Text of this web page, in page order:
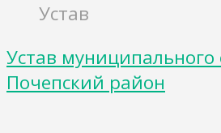
Устав
Устав муниципального
Почепский район